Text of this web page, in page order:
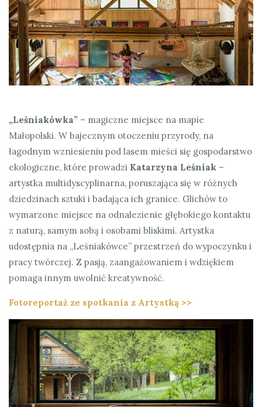
„Leśniakówka” – magiczne miejsce na mapie
Małopolski. W bajecznym otoczeniu przyrody, na
łagodnym wzniesieniu pod lasem mieści się gospodarstwo
ekologiczne, które prowadzi Katarzyna Leśniak –
artystka multidyscyplinarna, poruszająca się w różnych
dziedzinach sztuki i badająca ich granice. Glichów to
wymarzone miejsce na odnalezienie głębokiego kontaktu
z naturą, samym sobą i osobami bliskimi. Artystka
udostępnia na „Leśniakówce” przestrzeń do wypoczynku i
pracy twórczej. Z pasją, zaangażowaniem i wdziękiem
pomaga innym uwolnić kreatywność.
Fotoreportaż ze spotkania z Artystką >>